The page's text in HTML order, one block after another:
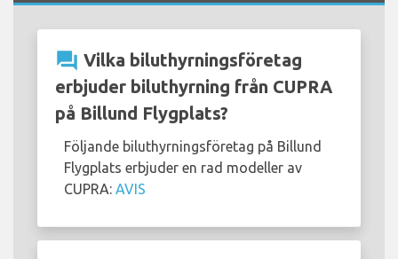
question_answer Vilka biluthyrningsföretag
erbjuder biluthyrning från CUPRA
på Billund Flygplats?
Följande biluthyrningsföretag på Billund
Flygplats erbjuder en rad modeller av
CUPRA: AVIS